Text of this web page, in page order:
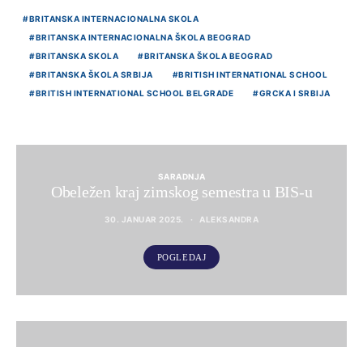
BRITANSKA INTERNACIONALNA SKOLA
BRITANSKA INTERNACIONALNA ŠKOLA BEOGRAD
BRITANSKA SKOLA
BRITANSKA ŠKOLA BEOGRAD
BRITANSKA ŠKOLA SRBIJA
BRITISH INTERNATIONAL SCHOOL
BRITISH INTERNATIONAL SCHOOL BELGRADE
GRCKA I SRBIJA
SARADNJA
Obeležen kraj zimskog semestra u BIS-u
30. JANUAR 2025. ALEKSANDRA
POGLEDAJ